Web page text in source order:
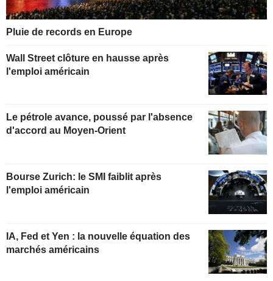
Pluie de records en Europe
Wall Street clôture en hausse après
l'emploi américain
Le pétrole avance, poussé par l'absence
d'accord au Moyen-Orient
Bourse Zurich: le SMI faiblit après
l'emploi américain
IA, Fed et Yen : la nouvelle équation des
marchés américains